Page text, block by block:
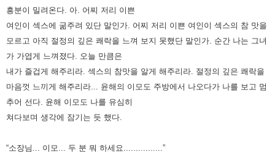
흥분이 밀려온다. 아. 어찌 저리 이쁜
여인이 섹스에 굶주려 있단 말인가. 어찌 저리 이쁜 여인이 섹스의 참 맛을
모르고 아직 절정의 깊은 쾌락을 느껴 보지 못했단 말인가. 순간 나는 그녀
가 가엽게 느껴졌다. 오늘 만큼은
내가 즐겁게 해주리라. 섹스의 참맛을 알게 해주리라. 절정의 깊은 쾌락을
마음껏 느끼게 해주리라... 윤해의 이모도 주방에서 나오다가 나를 보고 멈
추어 선다. 윤해 이모도 나를 유심히
쳐다보며 생각에 잠기는 듯 했다.
“소장님... 이모... 두 분 뭐 하세요................”